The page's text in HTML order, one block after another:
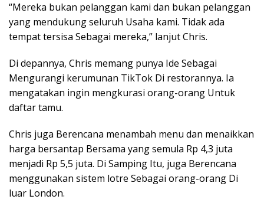
“Mereka bukan pelanggan kami dan bukan pelanggan
yang mendukung seluruh Usaha kami. Tidak ada
tempat tersisa Sebagai mereka,” lanjut Chris.
Di depannya, Chris memang punya Ide Sebagai
Mengurangi kerumunan TikTok Di restorannya. Ia
mengatakan ingin mengkurasi orang-orang Untuk
daftar tamu.
Chris juga Berencana menambah menu dan menaikkan
harga bersantap Bersama yang semula Rp 4,3 juta
menjadi Rp 5,5 juta. Di Samping Itu, juga Berencana
menggunakan sistem lotre Sebagai orang-orang Di
luar London.